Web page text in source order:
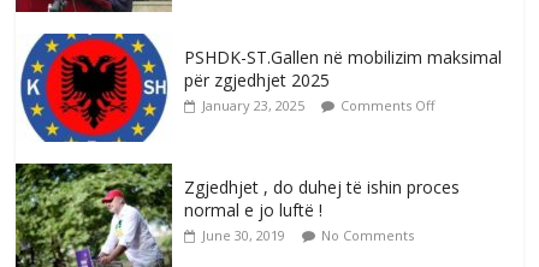
PSHDK-ST.Gallen në mobilizim maksimal
për zgjedhjet 2025
January 23, 2025 Comments Off
Zgjedhjet , do duhej të ishin proces
normal e jo luftë !
June 30, 2019 No Comments